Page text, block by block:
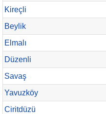
Kireçli
Beylik
Elmalı
Düzenli
Savaş
Yavuzköy
Ciritdüzü